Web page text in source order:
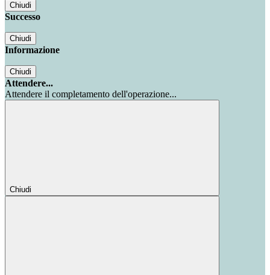
Chiudi
Successo
Chiudi
Informazione
Chiudi
Attendere...
Attendere il completamento dell'operazione...
Chiudi